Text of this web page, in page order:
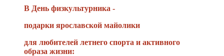
В День физкультурника -
подарки ярославской майолики
для любителей летнего спорта и активного
образа жизни: